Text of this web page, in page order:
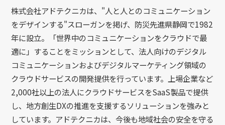
株式会社アドテクニカは、"人と人とのコミュニケーション
をデザインする"スローガンを掲げ、防災先進県静岡で1982
年に設立。「世界中のコミュニケーションをクラウドで最
適に」することをミッションとして、法人向けのデジタル
コミュニケーションおよびデジタルマーケティング領域の
クラウドサービスの開発提供を行っています。上場企業など
2,000社以上の法人にクラウドサービスをSaaS製品で提供
し、地方創生DXの推進を支援するソリューションを強みと
しています。アドテクニカは、今後も地域社会の安全を守る